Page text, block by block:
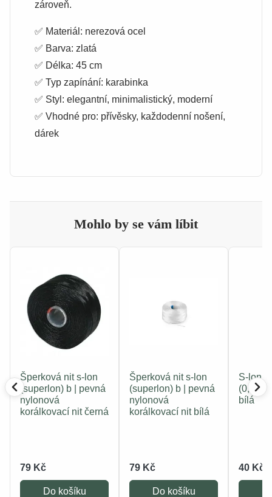
zároveň.
✅ Materiál: nerezová ocel
✅ Barva: zlatá
✅ Délka: 45 cm
✅ Typ zapínání: karabinka
✅ Styl: elegantní, minimalistický, moderní
✅ Vhodné pro: přívěsky, každodenní nošení,
dárek
Mohlo by se vám líbit
Šperková nit s-lon
(superlon) b | pevná
nylonová
korálkovací nit černá
79 Kč
Do košíku
Šperková nit s-lon
(superlon) b | pevná
nylonová
korálkovací nit bílá
79 Kč
Do košíku
S-lon
(0,30
bílá
40 Kč